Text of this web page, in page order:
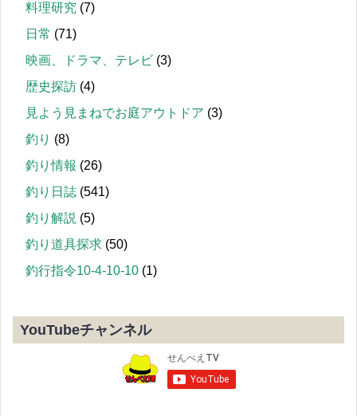
料理研究 (7)
日常 (71)
映画、ドラマ、テレビ (3)
歴史探訪 (4)
見よう見まねでお庭アウトドア (3)
釣り (8)
釣り情報 (26)
釣り日誌 (541)
釣り解説 (5)
釣り道具探求 (50)
釣行指令10-4-10-10 (1)
YouTubeチャンネル